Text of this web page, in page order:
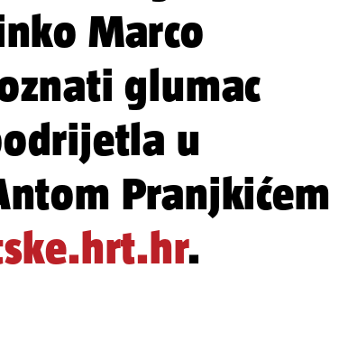
Marco
glumac
u
Pranjkićem
.